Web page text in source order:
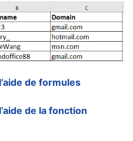
de formules
de la fonction